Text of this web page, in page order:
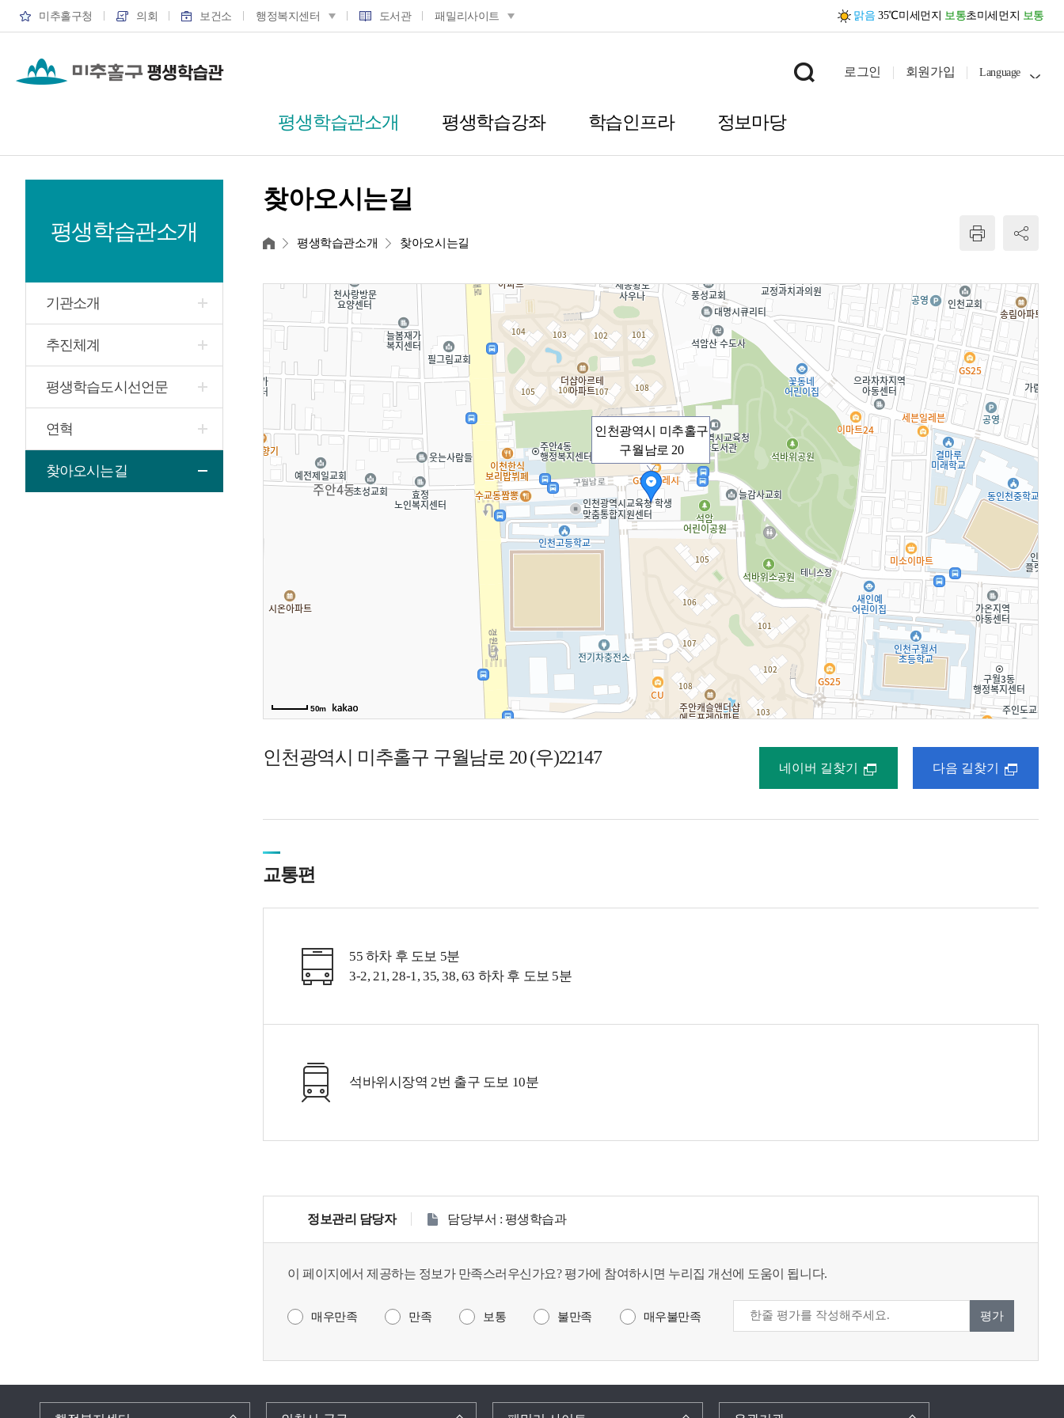
미추홀구청 의회 보건소 행정복지센터 도서관 패밀리사이트 맑음 35℃미세먼지 보통초미세먼지 보통
평생학습관소개 평생학습강좌 학습인프라 정보마당
로그인 회원가입 Language
평생학습관소개
기관소개
추진체계
평생학습도시선언문
연혁
찾아오시는길
찾아오시는길
홈 평생학습관소개 찾아오시는길
인천광역시 미추홀구
구월남로 20
50m
인천광역시 미추홀구 구월남로 20 (우)22147
네이버 길찾기 다음 길찾기
교통편
55 하차 후 도보 5분
3-2, 21, 28-1, 35, 38, 63 하차 후 도보 5분
석바위시장역 2번 출구 도보 10분
정보관리 담당자 담당부서 : 평생학습과
이 페이지에서 제공하는 정보가 만족스러우신가요? 평가에 참여하시면 누리집 개선에 도움이 됩니다.
매우만족 만족 보통 불만족 매우불만족 평가